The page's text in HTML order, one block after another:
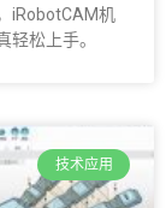
iRobotCAM机
松上手。
技术应用